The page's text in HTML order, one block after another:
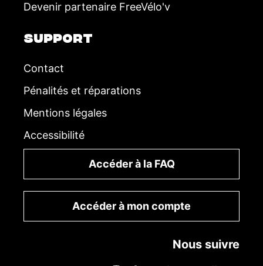
Devenir partenaire FreeVélo'v
SUPPORT
Contact
Pénalités et réparations
Mentions légales
Accessibilité
Accéder à la FAQ
Accéder à mon compte
Nous suivre